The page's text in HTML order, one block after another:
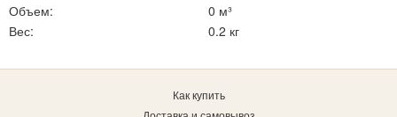
Объем:
0 м³
Вес:
0.2 кг
Как купить